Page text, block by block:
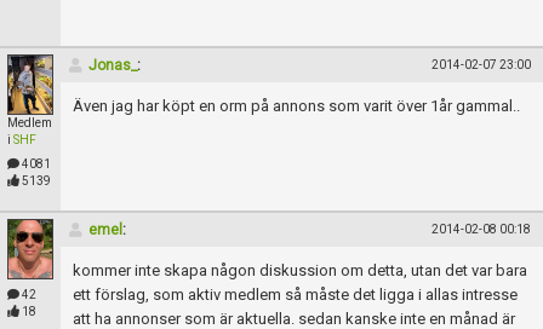
Medlem
i SHF
4081
5139
Jonas_: 2014-02-07 23:00
Även jag har köpt en orm på annons som varit över 1år gammal..
42
18
emel : 2014-02-08 00:18
kommer inte skapa någon diskussion om detta, utan det var bara
ett förslag, som aktiv medlem så måste det ligga i allas intresse
att ha annonser som är aktuella. sedan kanske inte en månad är